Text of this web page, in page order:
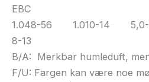
EBC
1.048-56 1.010-14
8-13
B/A: Merkbar humleduft,
F/U: Fargen kan være noe